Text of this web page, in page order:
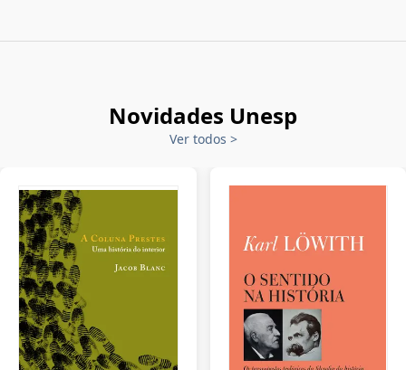
Novidades Unesp
Ver todos >